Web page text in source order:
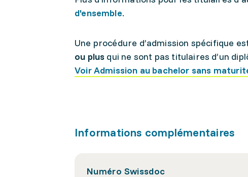
d'ensemble.
Une procédure d’admission spécifique
ou plus qui ne sont pas titulaires d’un
Voir Admission au bachelor sans
Informations complémentaires
Numéro Swissdoc